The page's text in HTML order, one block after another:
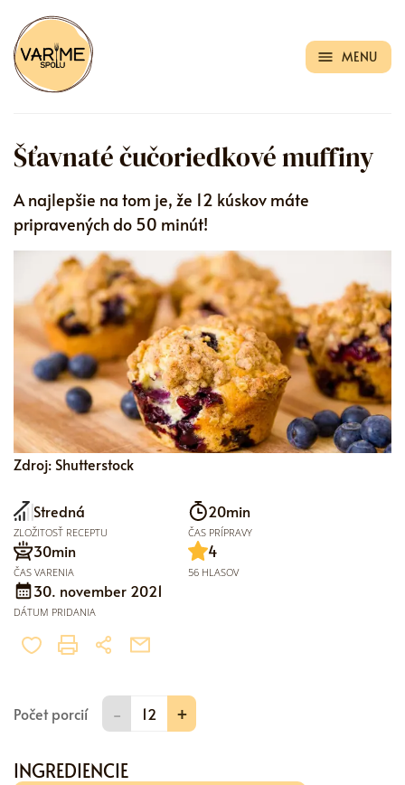
MENU
Zdroj: Shutterstock
Stredná
ZLOŽITOSŤ RECEPTU
20min
ČAS PRÍPRAVY
30min
ČAS VARENIA
4
56 HLASOV
30. november 2021
DÁTUM PRIDANIA
Šťavnaté čučoriedkové muffiny
A najlepšie na tom je, že 12 kúskov máte
pripravených do 50 minút!
Počet porcií - +
INGREDIENCIE